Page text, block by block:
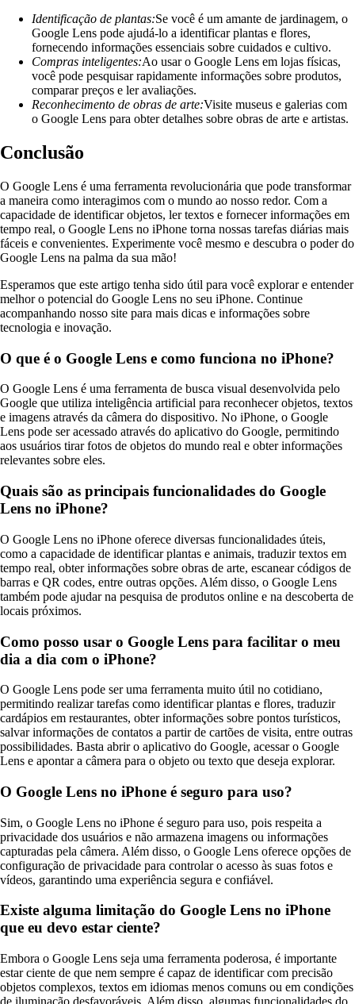
Identificação de plantas:Se você é um amante de jardinagem, o
Google Lens pode ajudá-lo a identificar plantas e flores,
fornecendo informações essenciais sobre cuidados e cultivo.
Compras inteligentes:Ao usar o Google Lens em lojas físicas,
você pode pesquisar rapidamente informações sobre produtos,
comparar preços e ler avaliações.
Reconhecimento de obras de arte:Visite museus e galerias com
o Google Lens para obter detalhes sobre obras de arte e artistas.
Conclusão
O Google Lens é uma ferramenta revolucionária que pode transformar
a maneira como interagimos com o mundo ao nosso redor. Com a
capacidade de identificar objetos, ler textos e fornecer informações em
tempo real, o Google Lens no iPhone torna nossas tarefas diárias mais
fáceis e convenientes. Experimente você mesmo e descubra o poder do
Google Lens na palma da sua mão!
Esperamos que este artigo tenha sido útil para você explorar e entender
melhor o potencial do Google Lens no seu iPhone. Continue
acompanhando nosso site para mais dicas e informações sobre
tecnologia e inovação.
O que é o Google Lens e como funciona no iPhone?
O Google Lens é uma ferramenta de busca visual desenvolvida pelo
Google que utiliza inteligência artificial para reconhecer objetos, textos
e imagens através da câmera do dispositivo. No iPhone, o Google
Lens pode ser acessado através do aplicativo do Google, permitindo
aos usuários tirar fotos de objetos do mundo real e obter informações
relevantes sobre eles.
Quais são as principais funcionalidades do Google
Lens no iPhone?
O Google Lens no iPhone oferece diversas funcionalidades úteis,
como a capacidade de identificar plantas e animais, traduzir textos em
tempo real, obter informações sobre obras de arte, escanear códigos de
barras e QR codes, entre outras opções. Além disso, o Google Lens
também pode ajudar na pesquisa de produtos online e na descoberta de
locais próximos.
Como posso usar o Google Lens para facilitar o meu
dia a dia com o iPhone?
O Google Lens pode ser uma ferramenta muito útil no cotidiano,
permitindo realizar tarefas como identificar plantas e flores, traduzir
cardápios em restaurantes, obter informações sobre pontos turísticos,
salvar informações de contatos a partir de cartões de visita, entre outras
possibilidades. Basta abrir o aplicativo do Google, acessar o Google
Lens e apontar a câmera para o objeto ou texto que deseja explorar.
O Google Lens no iPhone é seguro para uso?
Sim, o Google Lens no iPhone é seguro para uso, pois respeita a
privacidade dos usuários e não armazena imagens ou informações
capturadas pela câmera. Além disso, o Google Lens oferece opções de
configuração de privacidade para controlar o acesso às suas fotos e
vídeos, garantindo uma experiência segura e confiável.
Existe alguma limitação do Google Lens no iPhone
que eu devo estar ciente?
Embora o Google Lens seja uma ferramenta poderosa, é importante
estar ciente de que nem sempre é capaz de identificar com precisão
objetos complexos, textos em idiomas menos comuns ou em condições